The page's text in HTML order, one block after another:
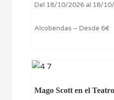
Del 18/10/2026 al 18/
Alcobendas – Desde 6€
Mago Scott en el